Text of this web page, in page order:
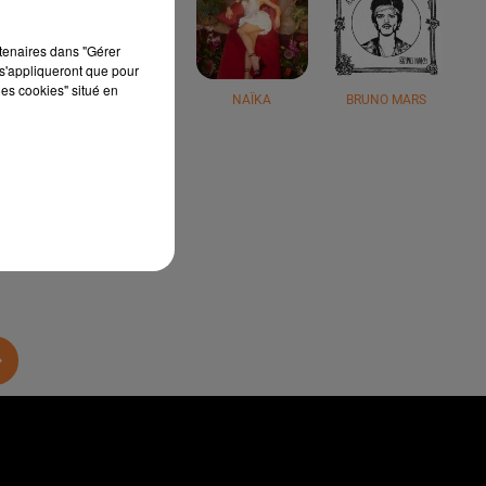
JÉRÉMY FREROT NAÏKA BRUNO MARS
dans "Gérer
que pour
cookies" situé en